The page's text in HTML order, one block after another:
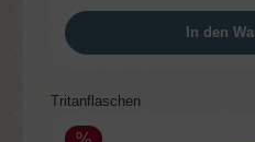
In den
Produktgalerie überspringen
Tritanflaschen